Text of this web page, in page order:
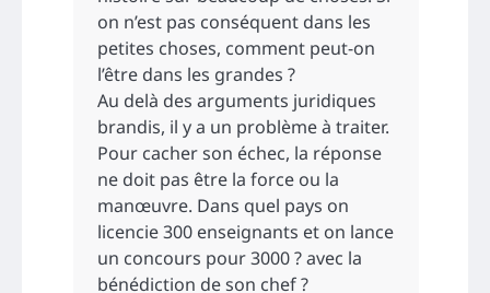
on n’est pas conséquent dans les
petites choses, comment peut-on
l’être dans les grandes ?
Au delà des arguments juridiques
brandis, il y a un problème à traiter.
Pour cacher son échec, la réponse
ne doit pas être la force ou la
manœuvre. Dans quel pays on
licencie 300 enseignants et on lance
un concours pour 3000 ? avec la
bénédiction de son chef ?